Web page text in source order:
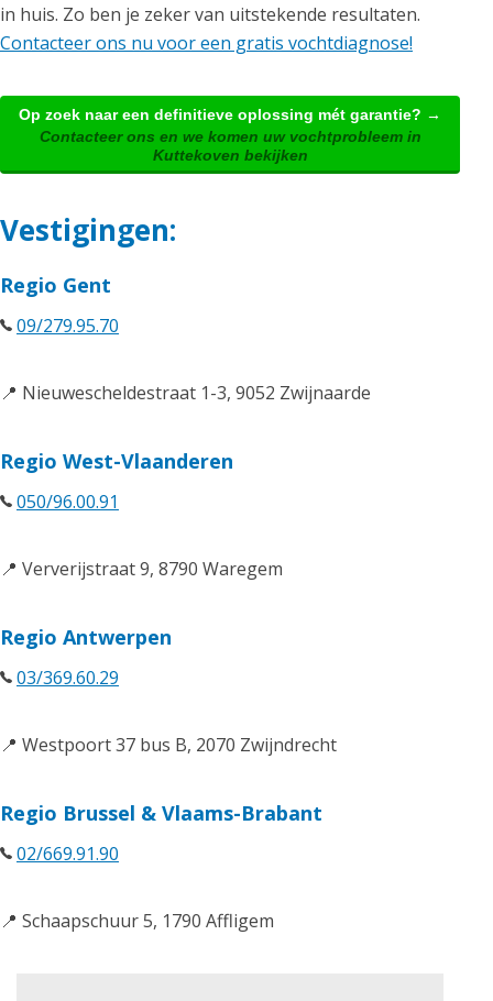
in huis. Zo ben je zeker van uitstekende resultaten.
Contacteer ons nu voor een gratis vochtdiagnose!
Op zoek naar een definitieve oplossing mét garantie? →
Contacteer ons en we komen uw vochtprobleem in
Kuttekoven bekijken
Vestigingen:
Regio Gent
09/279.95.70
📍 Nieuwescheldestraat 1-3, 9052 Zwijnaarde
Regio West-Vlaanderen
050/96.00.91
📍 Ververijstraat 9, 8790 Waregem
Regio Antwerpen
03/369.60.29
📍 Westpoort 37 bus B, 2070 Zwijndrecht
Regio Brussel & Vlaams-Brabant
02/669.91.90
📍 Schaapschuur 5, 1790 Affligem